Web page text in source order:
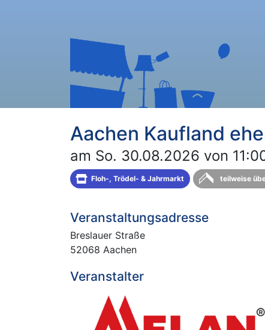
Aachen Kaufland
am So. 30.08.2026 von
Floh-, Trödel- & Jahrmarkt teilweise
Veranstaltungsadresse
Breslauer Straße
52068 Aachen
Veranstalter